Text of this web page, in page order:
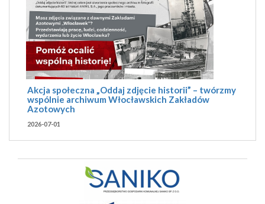
Akcja społeczna „Oddaj zdjęcie historii” – twórzmy
wspólnie archiwum Włocławskich Zakładów
Azotowych
2026-07-01